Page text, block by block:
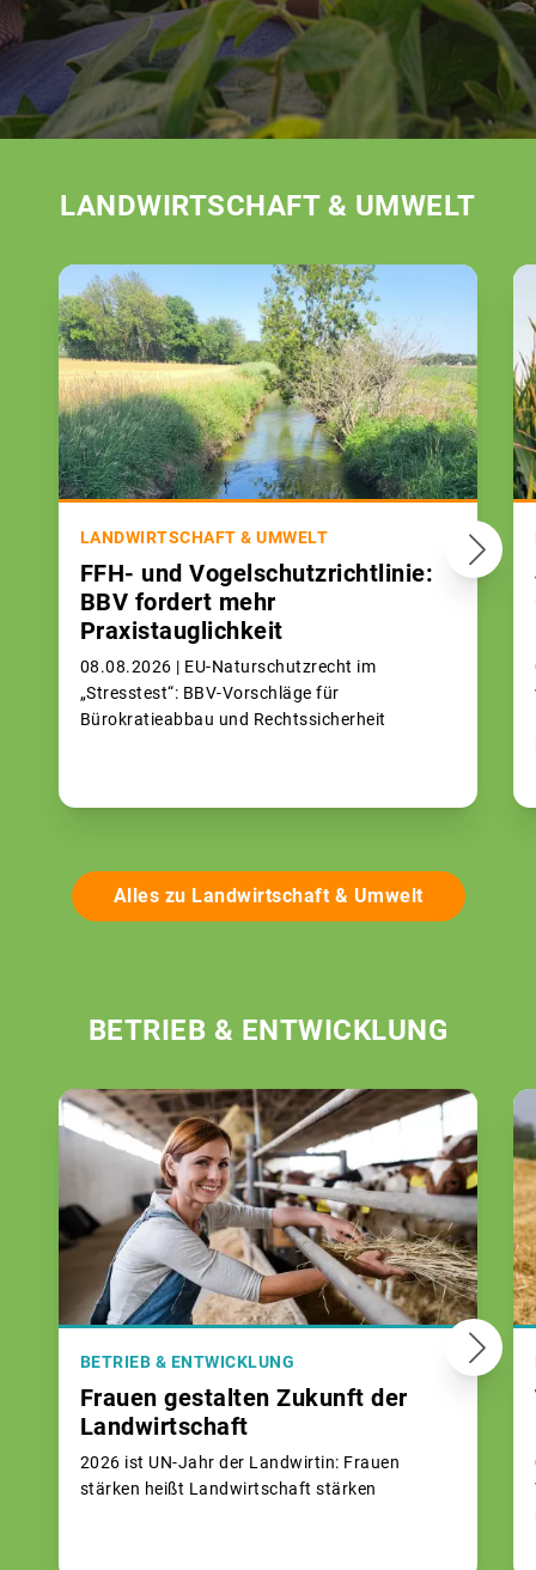
LANDWIRTSCHAFT & UMWELT
LANDWIRTSCHAFT & UMWELT
FFH- und Vogelschutzrichtlinie:
BBV fordert mehr
Praxistauglichkeit
08.08.2026 | EU-Naturschutzrecht im
„Stresstest“: BBV-Vorschläge für
Bürokratieabbau und Rechtssicherheit
Alles zu Landwirtschaft & Umwelt
BETRIEB & ENTWICKLUNG
BETRIEB & ENTWICKLUNG
Frauen gestalten Zukunft der
Landwirtschaft
2026 ist UN-Jahr der Landwirtin: Frauen
stärken heißt Landwirtschaft stärken